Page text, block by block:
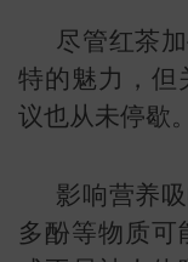
尽管红茶
特的魅力，但
议也从未停歇
影响营养
多酚等物质